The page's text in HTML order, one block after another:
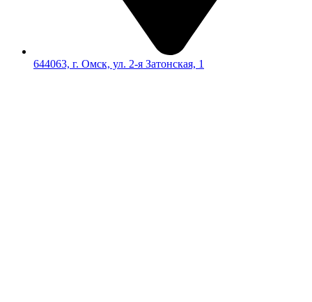
644063, г. Омск, ул. 2-я Затонская, 1